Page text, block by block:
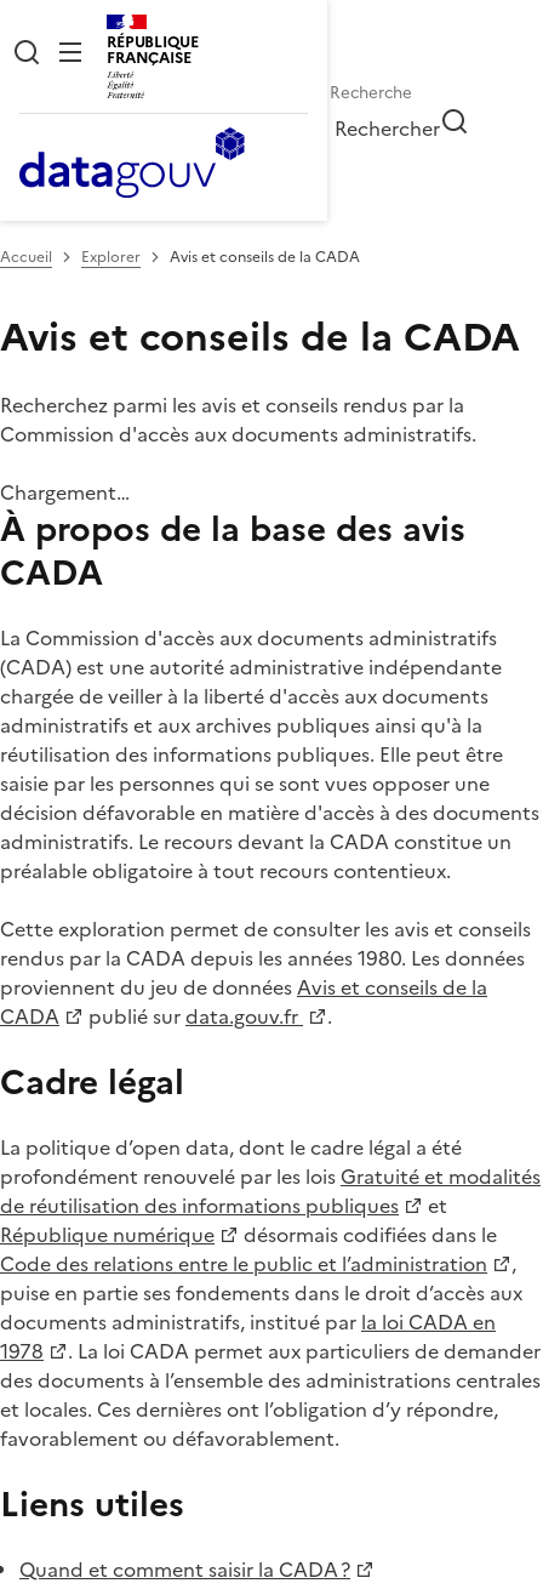
RÉPUBLIQUE
FRANÇAISE
Rechercher
Accueil Explorer Avis et conseils de la CADA
Avis et conseils de la CADA
Recherchez parmi les avis et conseils rendus par la
Commission d'accès aux documents administratifs.
Chargement…
À propos de la base des avis
CADA
La Commission d'accès aux documents administratifs
(CADA) est une autorité administrative indépendante
chargée de veiller à la liberté d'accès aux documents
administratifs et aux archives publiques ainsi qu'à la
réutilisation des informations publiques. Elle peut être
saisie par les personnes qui se sont vues opposer une
décision défavorable en matière d'accès à des documents
administratifs. Le recours devant la CADA constitue un
préalable obligatoire à tout recours contentieux.
Cette exploration permet de consulter les avis et conseils
rendus par la CADA depuis les années 1980. Les données
proviennent du jeu de donnéesAvis et conseils de la
CADA
publié surdata.gouv.fr .
Cadre légal
La politique d’open data, dont le cadre légal a été
profondément renouvelé par les loisGratuité et modalités
de réutilisation des informations publiques
et
République numérique
désormais codifiées dans le
Code des relations entre le public et l’administration
,
puise en partie ses fondements dans le droit d’accès aux
documents administratifs, institué par la loi CADA en
1978
. La loi CADA permet aux particuliers de demander
des documents à l’ensemble des administrations centrales
et locales. Ces dernières ont l’obligation d’y répondre,
favorablement ou défavorablement.
Liens utiles
Quand et comment saisir la CADA ?